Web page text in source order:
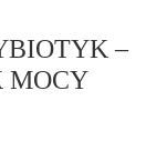
–
MOCY